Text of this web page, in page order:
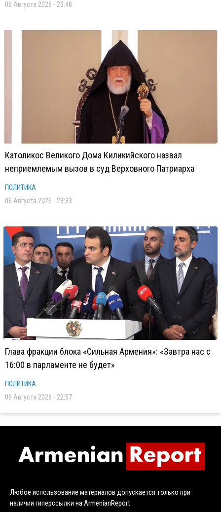
06 Августа 2026 - 23:48
Католикос Великого Дома Киликийского назвал
неприемлемым вызов в суд Верховного Патриарха
ПОЛИТИКА
06 Августа 2026 - 23:33
Глава фракции блока «Сильная Армения»: «Завтра нас с
16:00 в парламенте не будет»
ПОЛИТИКА
06 Августа 2026 - 22:57
Любое использование материалов допускается только при
наличии гиперссылки на ArmenianReport